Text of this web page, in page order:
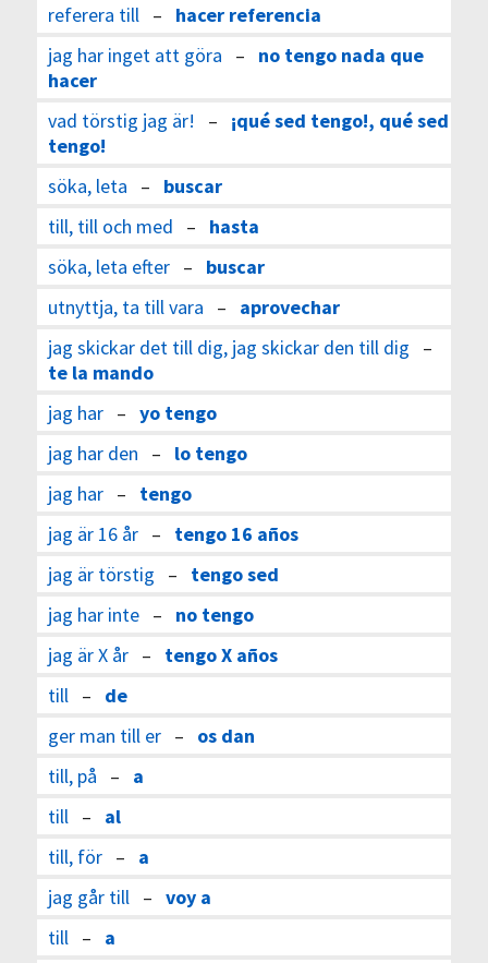
referera till – hacer referencia
jag har inget att göra – no tengo nada que
hacer
vad törstig jag är! – ¡qué sed tengo!, qué sed
tengo!
söka, leta – buscar
till, till och med – hasta
söka, leta efter– buscar
utnyttja, ta till vara – aprovechar
jag skickar det till dig, jag skickar den till dig –
te la mando
jag har– yo tengo
jag har den – lo tengo
jag har– tengo
jag är 16 år– tengo 16 años
jag är törstig – tengo sed
jag har inte– no tengo
jag är X år– tengo X años
till – de
ger man till er– os dan
till, på – a
till – al
till, för– a
jag går till – voy a
till – a